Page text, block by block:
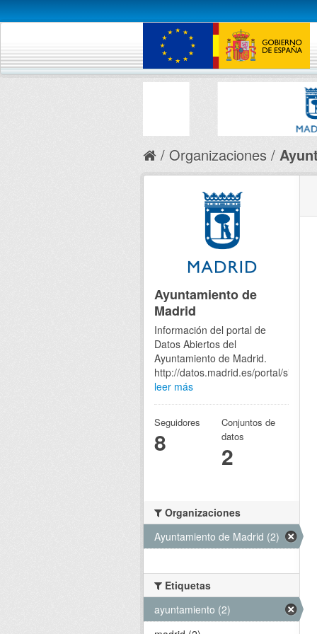
Organizaciones
Ayuntamiento de
Madrid
Información del portal de
Datos Abiertos del
Ayuntamiento de Madrid.
http://datos.madrid.es/portal/site/
leer más
Seguidores
8
Conjuntos de
datos
2
Organizaciones
Ayuntamiento de Madrid (2)
Etiquetas
ayuntamiento (2)